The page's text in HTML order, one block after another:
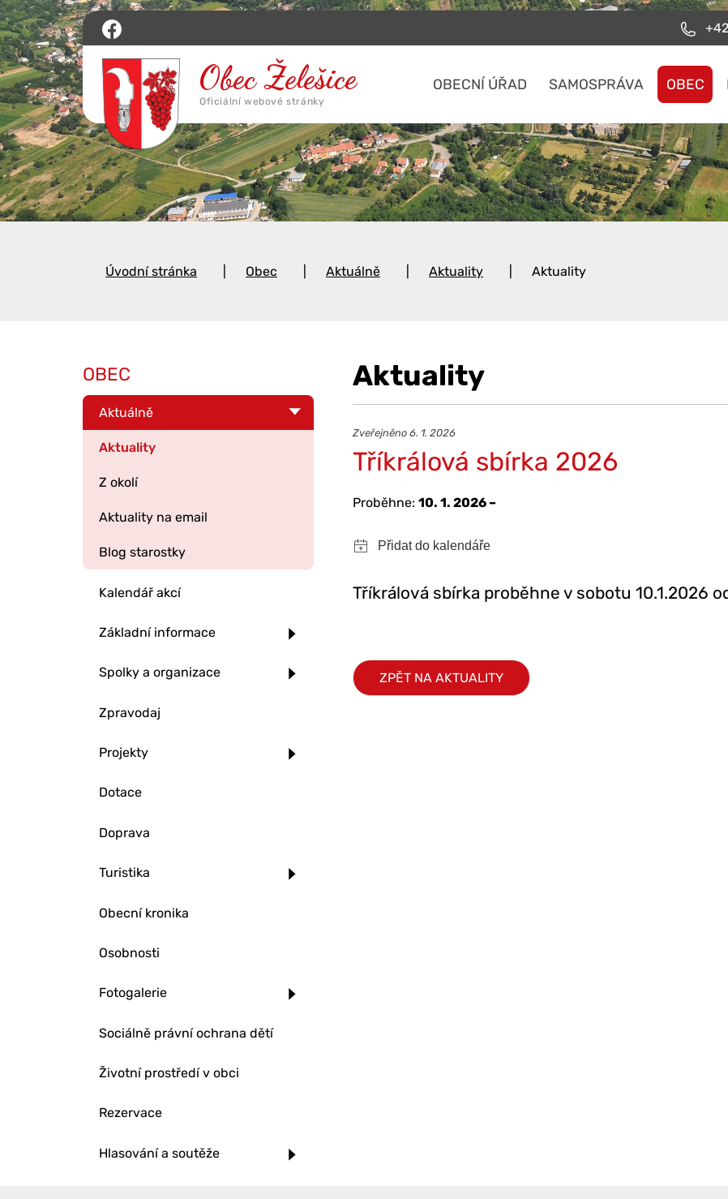
OBECNÍ ÚŘAD SAMOSPRÁVA OBEC
Úvodní stránka Obec Aktuálně Aktuality Aktuality
Aktuality
Zveřejněno 6. 1. 2026
Tříkrálová sbírka 2026
Proběhne: 10. 1. 2026 –
Tříkrálová sbírka proběhne v sobotu 10.1.2026
ZPĚT NA AKTUALITY
OBEC
Aktuálně
Aktuality
Z okolí
Aktuality na email
Blog starostky
Kalendář akcí
Základní informace
Spolky a organizace
Zpravodaj
Projekty
Dotace
Doprava
Turistika
Obecní kronika
Osobnosti
Fotogalerie
Sociálně právní ochrana dětí
Životní prostředí v obci
Rezervace
Hlasování a soutěže